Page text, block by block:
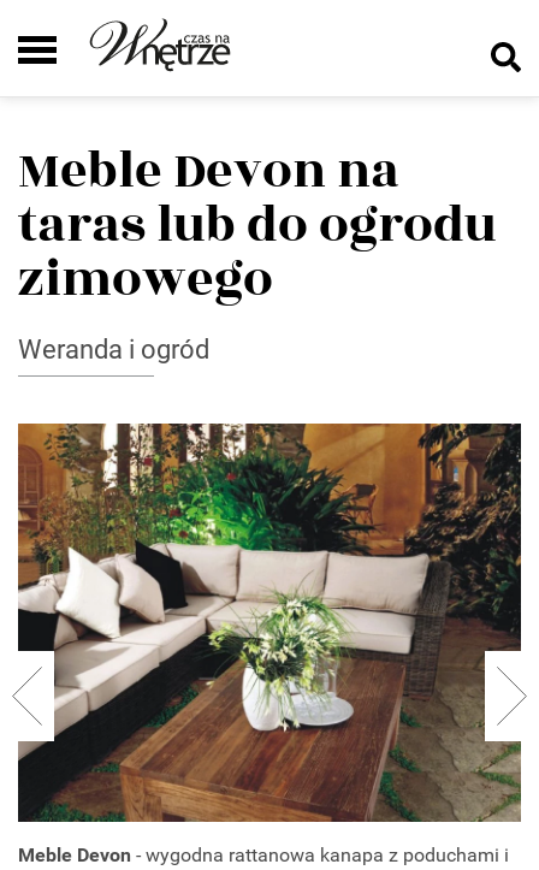
Meble Devon na
taras lub do ogrodu
zimowego
Weranda i ogród
Meble Devon - wygodna rattanowa kanapa z poduchami i